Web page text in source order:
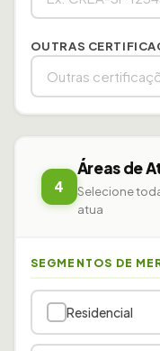
OUTRAS
4
Áreas de
Selecione
atua
SEGMENTOS DE
Residencial